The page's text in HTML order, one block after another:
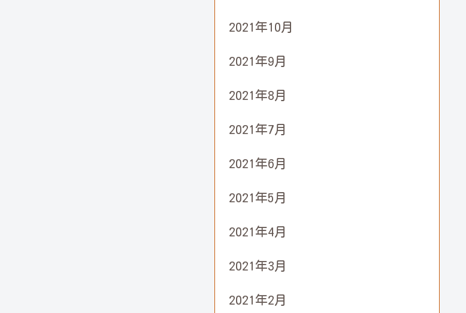
2021年10月
2021年9月
2021年8月
2021年7月
2021年6月
2021年5月
2021年4月
2021年3月
2021年2月